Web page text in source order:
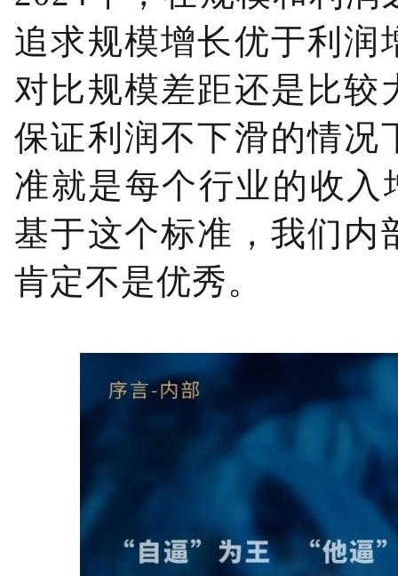
追求规模增长优于利润
对比规模差距还是比较
保证利润不下滑的情况
准就是每个行业的收入
基于这个标准，我们内
肯定不是优秀。